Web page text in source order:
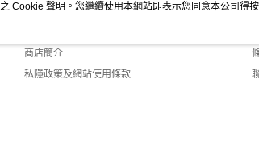
關於我們
商店簡介
私隱政策及網站使用條款
Cookie 聲明。您繼續使用本網站即表示您同意本公司得